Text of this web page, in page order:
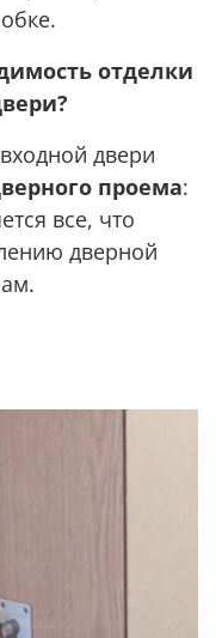
отделки
двери
проема:
все, что
дверной